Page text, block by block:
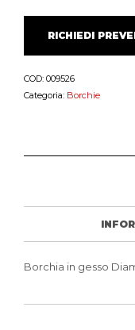
RICHIEDI
COD: 009526
Categoria: Borchie
Borchia in gesso